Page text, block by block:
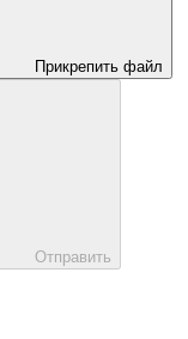
Прикрепить файл
Отправить